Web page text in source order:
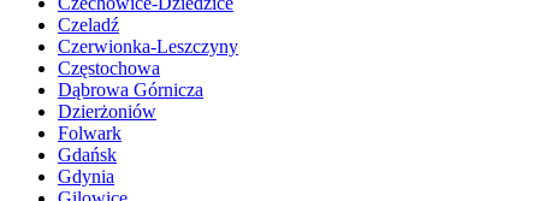
Czeladź
Czerwionka-Leszczyny
Częstochowa
Dąbrowa Górnicza
Dzierżoniów
Folwark
Gdańsk
Gdynia